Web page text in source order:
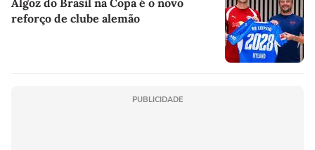
reforço de clube alemão
PUBLICIDADE